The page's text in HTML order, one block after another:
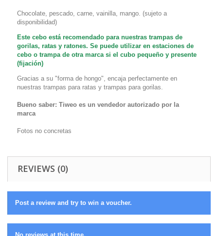
Chocolate, pescado, carne, vainilla, mango. (sujeto a
disponibilidad)
Este cebo está recomendado para nuestras trampas de
gorilas, ratas y ratones. Se puede utilizar en estaciones de
cebo o trampa de otra marca si el cubo pequeño y presente
(fijación)
Gracias a su "forma de hongo", encaja perfectamente en
nuestras trampas para ratas y trampas para gorilas.
Bueno saber: Tiweo es un vendedor autorizado por la
marca
Fotos no concretas
REVIEWS (0)
Post a review and try to win a voucher.